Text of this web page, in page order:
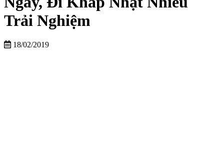
Trải Nghiệm
18/02/2019